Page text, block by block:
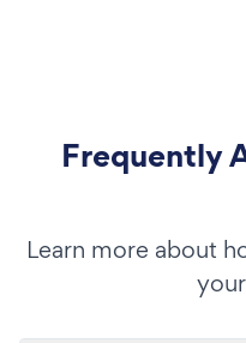
Frequently
Learn more about